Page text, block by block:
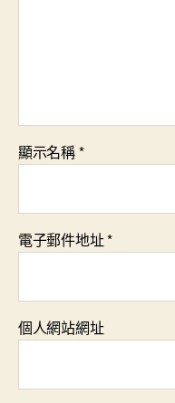
顯示名稱*
電子郵件地址*
個人網站網址